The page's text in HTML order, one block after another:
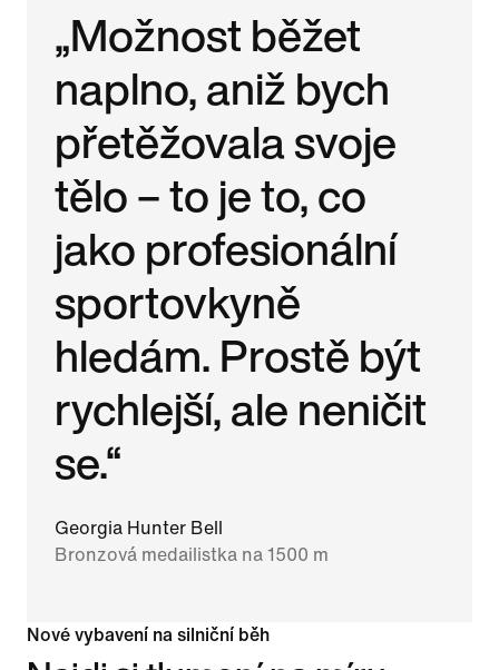
„Možnost běžet
naplno, aniž bych
přetěžovala svoje
tělo – to je to, co
jako profesionální
sportovkyně
hledám. Prostě být
rychlejší, ale neničit
se.“
Georgia Hunter Bell
Bronzová medailistka na 1500 m
Nové vybavení na silniční běh